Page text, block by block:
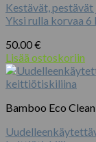
Kestävät,
Yksi rulla korvaa
50.00€
Lisää ostoskoriin
Bamboo Eco